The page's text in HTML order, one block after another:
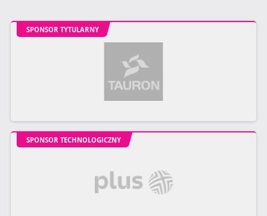
SPONSOR TYTULARNY
SPONSOR TECHNOLOGICZNY